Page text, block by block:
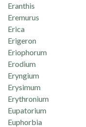
Eranthis
Eremurus
Erica
Erigeron
Eriophorum
Erodium
Eryngium
Erysimum
Erythronium
Eupatorium
Euphorbia